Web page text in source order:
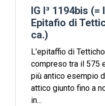
IG I³ 1194bis (=
Epitafio di
ca.)
L’epitaffio di
compreso tra il 575
più antico esempio
attico giunto fino a
in...